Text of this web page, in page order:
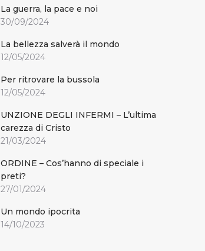
La guerra, la pace e noi
30/09/2024
La bellezza salverà il mondo
12/05/2024
Per ritrovare la bussola
12/05/2024
UNZIONE DEGLI INFERMI – L’ultima
carezza di Cristo
21/03/2024
ORDINE – Cos’hanno di speciale i
preti?
27/01/2024
Un mondo ipocrita
14/10/2023